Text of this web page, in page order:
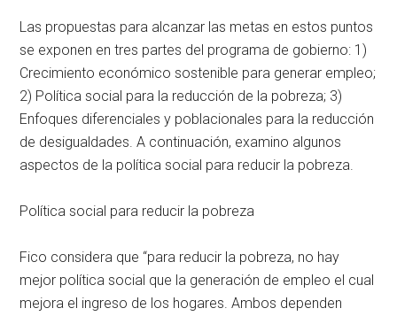
Las propuestas para alcanzar las metas en estos puntos
se exponen en tres partes del programa de gobierno: 1)
Crecimiento económico sostenible para generar empleo;
2) Política social para la reducción de la pobreza; 3)
Enfoques diferenciales y poblacionales para la reducción
de desigualdades. A continuación, examino algunos
aspectos de la política social para reducir la pobreza.
Política social para reducir la pobreza
Fico considera que “para reducir la pobreza, no hay
mejor política social que la generación de empleo el cual
mejora el ingreso de los hogares. Ambos dependen